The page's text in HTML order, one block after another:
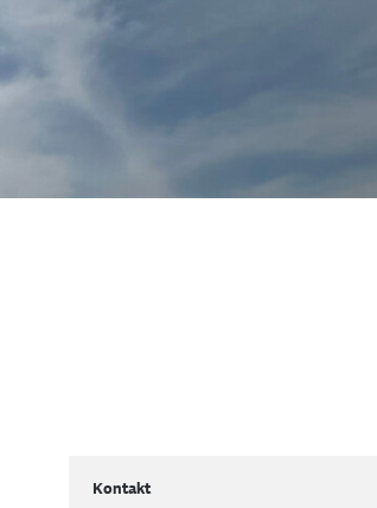
Kontakt